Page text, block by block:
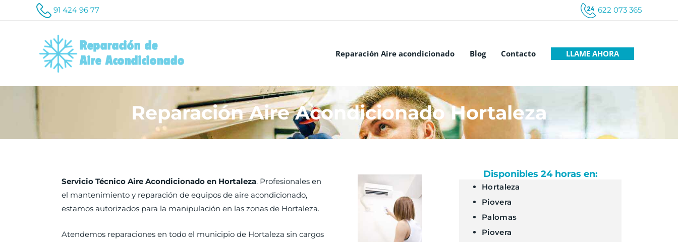
91 424 96 77 622 073 365
Reparación Aire acondicionado Blog Contacto LLAME AHORA
Reparación Aire Acondicionado Hortaleza
Servicio Técnico Aire Acondicionado en Hortaleza. Profesionales en
el mantenimiento y reparación de equipos de aire acondicionado,
estamos autorizados para la manipulación en las zonas de Hortaleza.
Atendemos reparaciones en todo el municipio de Hortaleza sin cargos
Disponibles 24 horas en:
Hortaleza
Piovera
Palomas
Piovera